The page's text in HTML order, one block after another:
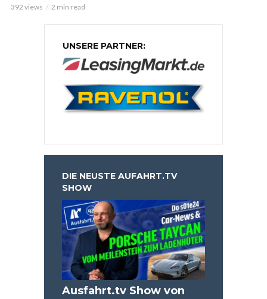
392 views 2 min read
UNSERE PARTNER:
DIE NEUSTE AUFAHRT.TV
SHOW
Ausfahrt.tv Show von